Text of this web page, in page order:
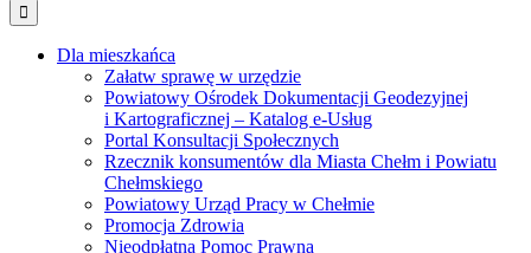
Dla mieszkańca
Załatw sprawę w urzędzie
Powiatowy Ośrodek Dokumentacji Geodezyjnej
i Kartograficznej – Katalog e-Usług
Portal Konsultacji Społecznych
Rzecznik konsumentów dla Miasta Chełm i Powiatu
Chełmskiego
Powiatowy Urząd Pracy w Chełmie
Promocja Zdrowia
Nieodpłatna Pomoc Prawna